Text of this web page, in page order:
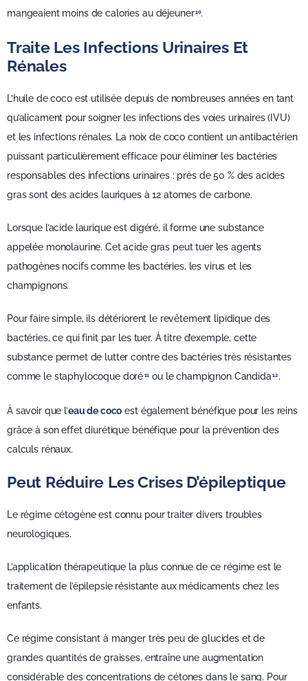
mangeaient moins de calories au déjeuner10.
Traite Les Infections Urinaires Et
Rénales
L’huile de coco est utilisée depuis de nombreuses années en tant
qu’alicament pour soigner les infections des voies urinaires (IVU)
et les infections rénales. La noix de coco contient un antibactérien
puissant particulièrement efficace pour éliminer les bactéries
responsables des infections urinaires : près de 50 % des acides
gras sont des acides lauriques à 12 atomes de carbone.
Lorsque l’acide laurique est digéré, il forme une substance
appelée monolaurine. Cet acide gras peut tuer les agents
pathogènes nocifs comme les bactéries, les virus et les
champignons.
Pour faire simple, ils détériorent le revêtement lipidique des
bactéries, ce qui finit par les tuer. À titre d’exemple, cette
substance permet de lutter contre des bactéries très résistantes
comme le staphylocoque doré 11 ou le champignon Candida 12.
À savoir que l’eau de coco est également bénéfique pour les reins
grâce à son effet diurétique bénéfique pour la prévention des
calculs rénaux.
Peut Réduire Les Crises D’épileptique
Le régime cétogène est connu pour traiter divers troubles
neurologiques.
L’application thérapeutique la plus connue de ce régime est le
traitement de l’épilepsie résistante aux médicaments chez les
enfants.
Ce régime consistant à manger très peu de glucides et de
grandes quantités de graisses, entraîne une augmentation
considérable des concentrations de cétones dans le sang. Pour